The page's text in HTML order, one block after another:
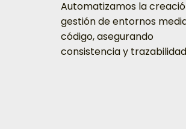
Automatizamos la
gestión de entornos
código, asegurando
consistencia y